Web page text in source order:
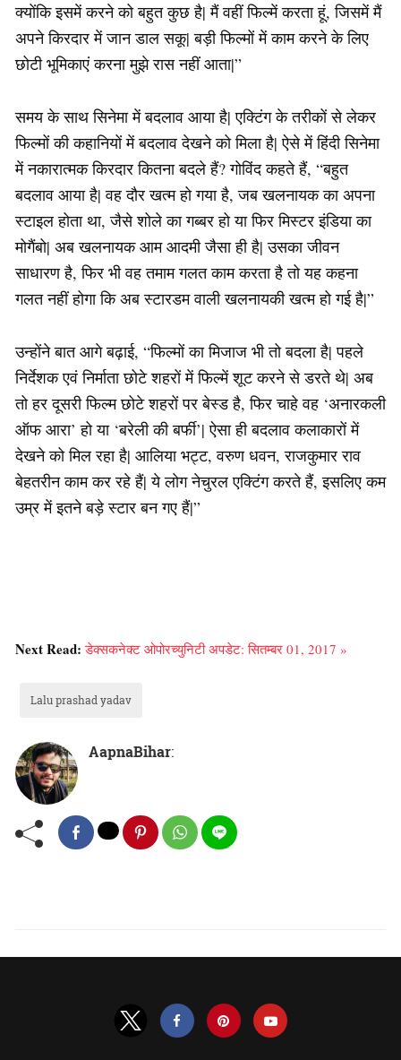
क्योंकि इसमें करने को बहुत कुछ है| मैं वहीं फिल्में करता हूं, जिसमें मैं
अपने किरदार में जान डाल सकू| बड़ी फिल्मों में काम करने के लिए
छोटी भूमिकाएं करना मुझे रास नहीं आता|”
समय के साथ सिनेमा में बदलाव आया है| एक्टिंग के तरीकों से लेकर
फिल्मों की कहानियों में बदलाव देखने को मिला है| ऐसे में हिंदी सिनेमा
में नकारात्मक किरदार कितना बदले हैं? गोविंद कहते हैं, “बहुत
बदलाव आया है| वह दौर खत्म हो गया है, जब खलनायक का अपना
स्टाइल होता था, जैसे शोले का गब्बर हो या फिर मिस्टर इंडिया का
मोगैंबो| अब खलनायक आम आदमी जैसा ही है| उसका जीवन
साधारण है, फिर भी वह तमाम गलत काम करता है तो यह कहना
गलत नहीं होगा कि अब स्टारडम वाली खलनायकी खत्म हो गई है|”
उन्होंने बात आगे बढ़ाई, “फिल्मों का मिजाज भी तो बदला है| पहले
निर्देशक एवं निर्माता छोटे शहरों में फिल्में शूट करने से डरते थे| अब
तो हर दूसरी फिल्म छोटे शहरों पर बेस्ड है, फिर चाहे वह ‘अनारकली
ऑफ आरा’ हो या ‘बरेली की बर्फी’| ऐसा ही बदलाव कलाकारों में
देखने को मिल रहा है| आलिया भट्ट, वरुण धवन, राजकुमार राव
बेहतरीन काम कर रहे हैं| ये लोग नेचुरल एक्टिंग करते हैं, इसलिए कम
उम्र में इतने बड़े स्टार बन गए हैं|”
Next Read:डेक्सकनेक्ट ओपोरच्युनिटी अपडेट: सितम्बर 01, 2017 »
Lalu prashad yadav
AapnaBihar: